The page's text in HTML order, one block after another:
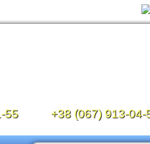
55 +38 (067) 913-04-